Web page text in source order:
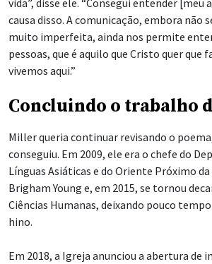
vida”, disse ele. “Consegui entender
causa disso. A comunicação, embora não
muito imperfeita, ainda nos permite
pessoas, que é aquilo que Cristo quer que
vivemos aqui.”
Concluindo o trabalho
Miller queria continuar revisando o
conseguiu. Em 2009, ele era o chefe do
Línguas Asiáticas e do Oriente Próximo
Brigham Young e, em 2015, se tornou
Ciências Humanas, deixando pouco
hino.
Em 2018, a Igreja anunciou a abertura de